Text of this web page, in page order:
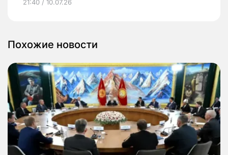
21:40 / 10.07.26
Похожие новости